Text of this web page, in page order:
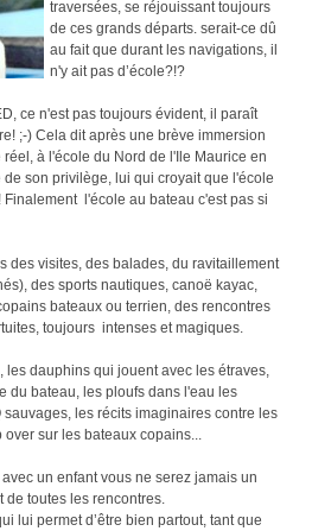
traversées, se réjouissant toujours
de ces grands départs. serait-ce dû
au fait que durant les navigations, il
n'y ait pas d’école?!?
ce n'est pas toujours évident, il paraît
;-) Cela dit après une brève immersion
à l'école du Nord de l'Ile Maurice en
son privilège, lui qui croyait que l'école
l'école au bateau c'est pas si
des visites, des balades, du ravitaillement
des sports nautiques, canoë kayac,
bateaux ou terrien, des rencontres
toujours intenses et magiques.
, les dauphins qui jouent avec les étraves,
du bateau, les ploufs dans l'eau les
les récits imaginaires contre les
sur les bateaux copains...
un enfant vous ne serez jamais un
toutes les rencontres.
lui permet d’être bien partout, tant que